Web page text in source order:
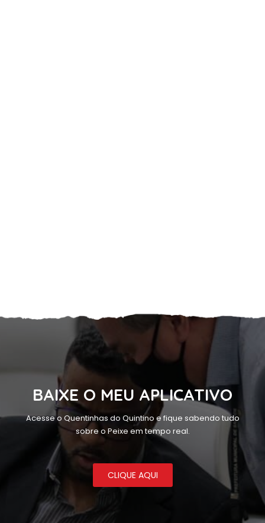
BAIXE O MEU APLICATIVO
Acesse o Quentinhas do Quintino e fique sabendo tudo
sobre o Peixe em tempo real.
CLIQUE AQUI